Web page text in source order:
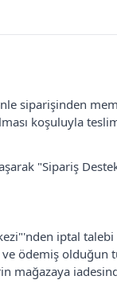
siparişinden
koşuluyla
"Sipariş
iptal talebi
ödemiş olduğun
mağazaya